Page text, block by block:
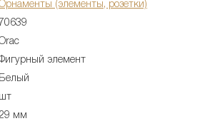
(элементы, розетки)
70639
элемент
Белый
шт
мм